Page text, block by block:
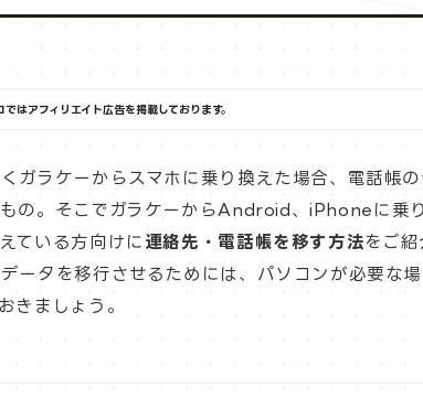
ではアフィリエイト広告を掲載しております。
ガラケーからスマホに乗り換えた場合、電話帳
もの。そこでガラケーからAndroid、iPhoneに乗
ている方向けに 連絡先・電話帳を移す方法をご紹
ータを移行させるためには、パソコンが必要な
きましょう。